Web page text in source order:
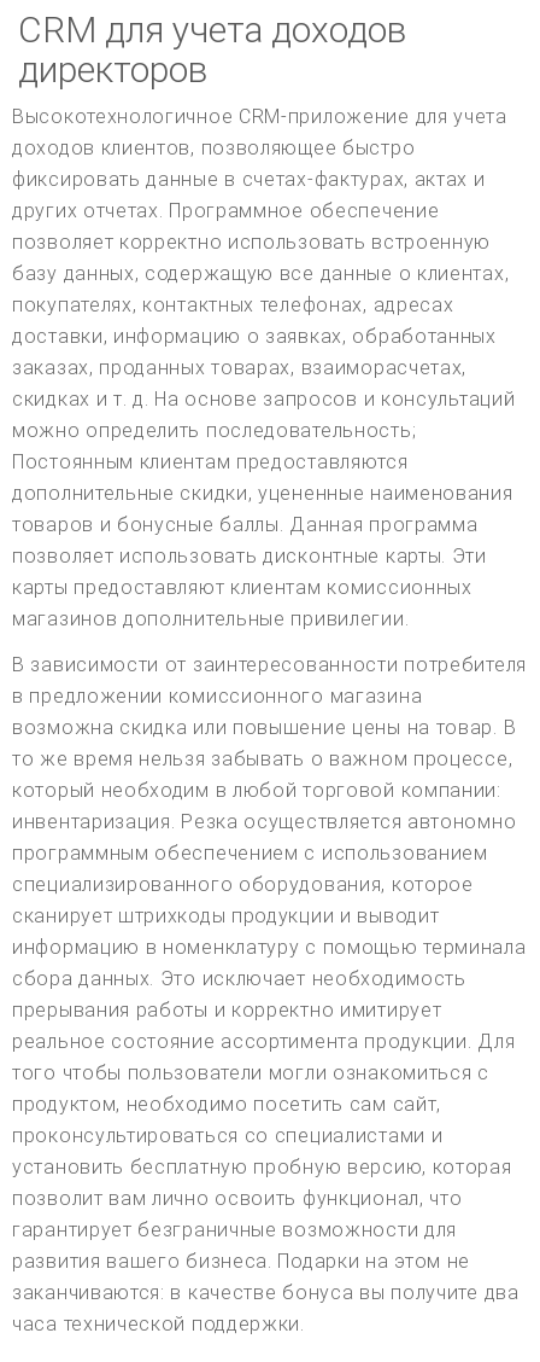
CRM для учета доходов
директоров
Высокотехнологичное CRM-приложение для учета
доходов клиентов, позволяющее быстро
фиксировать данные в счетах-фактурах, актах и
других отчетах. Программное обеспечение
позволяет корректно использовать встроенную
базу данных, содержащую все данные о клиентах,
покупателях, контактных телефонах, адресах
доставки, информацию о заявках, обработанных
заказах, проданных товарах, взаиморасчетах,
скидках и т. д. На основе запросов и консультаций
можно определить последовательность;
Постоянным клиентам предоставляются
дополнительные скидки, уцененные наименования
товаров и бонусные баллы. Данная программа
позволяет использовать дисконтные карты. Эти
карты предоставляют клиентам комиссионных
магазинов дополнительные привилегии.
В зависимости от заинтересованности потребителя
в предложении комиссионного магазина
возможна скидка или повышение цены на товар. В
то же время нельзя забывать о важном процессе,
который необходим в любой торговой компании:
инвентаризация. Резка осуществляется автономно
программным обеспечением с использованием
специализированного оборудования, которое
сканирует штрихкоды продукции и выводит
информацию в номенклатуру с помощью терминала
сбора данных. Это исключает необходимость
прерывания работы и корректно имитирует
реальное состояние ассортимента продукции. Для
того чтобы пользователи могли ознакомиться с
продуктом, необходимо посетить сам сайт,
проконсультироваться со специалистами и
установить бесплатную пробную версию, которая
позволит вам лично освоить функционал, что
гарантирует безграничные возможности для
развития вашего бизнеса. Подарки на этом не
заканчиваются: в качестве бонуса вы получите два
часа технической поддержки.